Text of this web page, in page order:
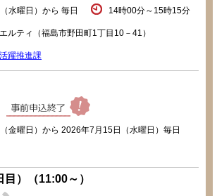
水曜日）から 毎日 14時00分～15時15分
ルティ（福島市野田町1丁目10－41）
躍推進課
金曜日）から 2026年7月15日（水曜日）毎日
）（11:00～）